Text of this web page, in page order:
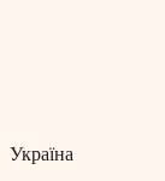
Україна